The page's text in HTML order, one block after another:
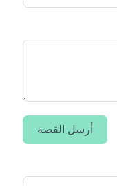
أرسل القصة